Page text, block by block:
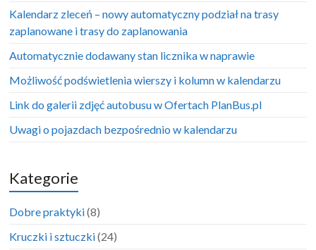
Kalendarz zleceń – nowy automatyczny podział na trasy
zaplanowane i trasy do zaplanowania
Automatycznie dodawany stan licznika w naprawie
Możliwość podświetlenia wierszy i kolumn w kalendarzu
Link do galerii zdjęć autobusu w Ofertach PlanBus.pl
Uwagi o pojazdach bezpośrednio w kalendarzu
Kategorie
Dobre praktyki(8)
Kruczki i sztuczki(24)